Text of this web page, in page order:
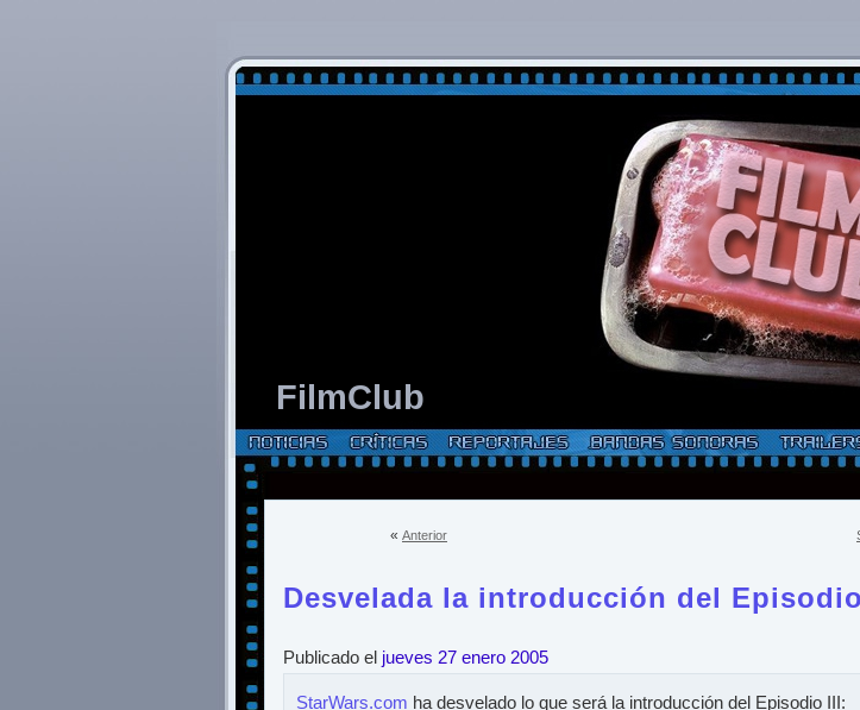
FilmClub
« Anterior
Desvelada la introducción del
Publicado el jueves 27 enero 2005
StarWars.com ha desvelado lo que será la introducción del Episodio III: